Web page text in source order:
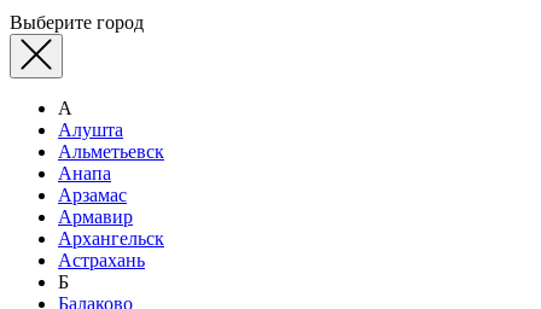
Выберите город
А
Алушта
Альметьевск
Анапа
Арзамас
Армавир
Архангельск
Астрахань
Б
Балаково